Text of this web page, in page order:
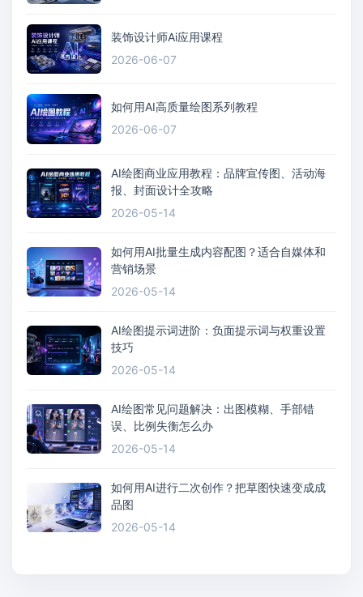
装饰设计师Ai应用课程
2026-06-07
如何用AI高质量绘图系列教程
2026-06-07
AI绘图商业应用教程：品牌宣传图、活动海
报、封面设计全攻略
2026-05-14
如何用AI批量生成内容配图？适合自媒体和
营销场景
2026-05-14
AI绘图提示词进阶：负面提示词与权重设置
技巧
2026-05-14
AI绘图常见问题解决：出图模糊、手部错
误、比例失衡怎么办
2026-05-14
如何用AI进行二次创作？把草图快速变成成
品图
2026-05-14